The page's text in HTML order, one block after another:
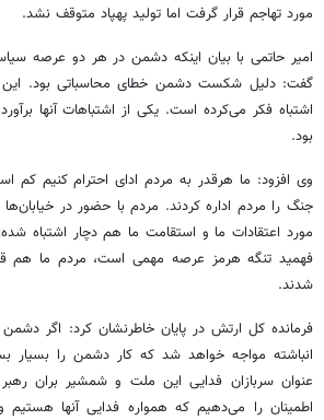
مورد تهاجم قرار گرفت اما تولید پهپاد متوقف نشد.
امیر حاتمی با بیان اینکه دشمن در هر دو عرصه
گفت: دلیل شکست دشمن خطای محاسباتی بود.
اشتباه فکر می‌کرده است. یکی از اشتباهات آنها
بود.
وی افزود: ما هرقدر به مردم ادای احترام کنیم کم
جنگ را مردم اداره کردند. مردم با حضور در
مورد اعتقادات ما و استقامت ما هم دچار اشتباه
فهمید تنگه هرمز عرصه مهمی است، مردم ما هم
شدند.
فرمانده کل ارتش در پایان خاطرنشان کرد: اگر
انباشته مواجه خواهد شد که کار دشمن را بسیار
عنوان سربازان فدایی این ملت و شمشیر بران
اطمینان را می‌دهیم که همواره فدایی آنها هستیم